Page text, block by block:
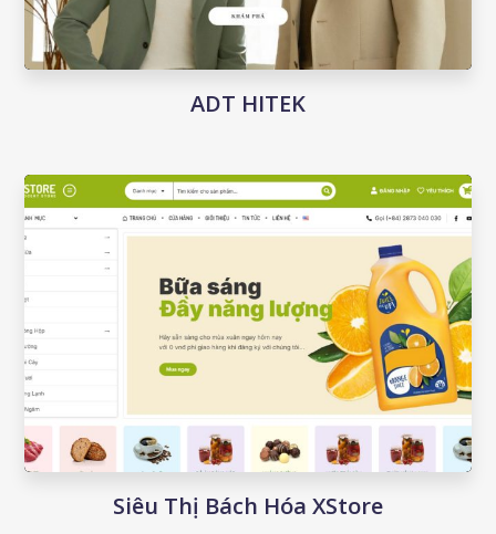
ADT HITEK
Siêu Thị Bách Hóa XStore